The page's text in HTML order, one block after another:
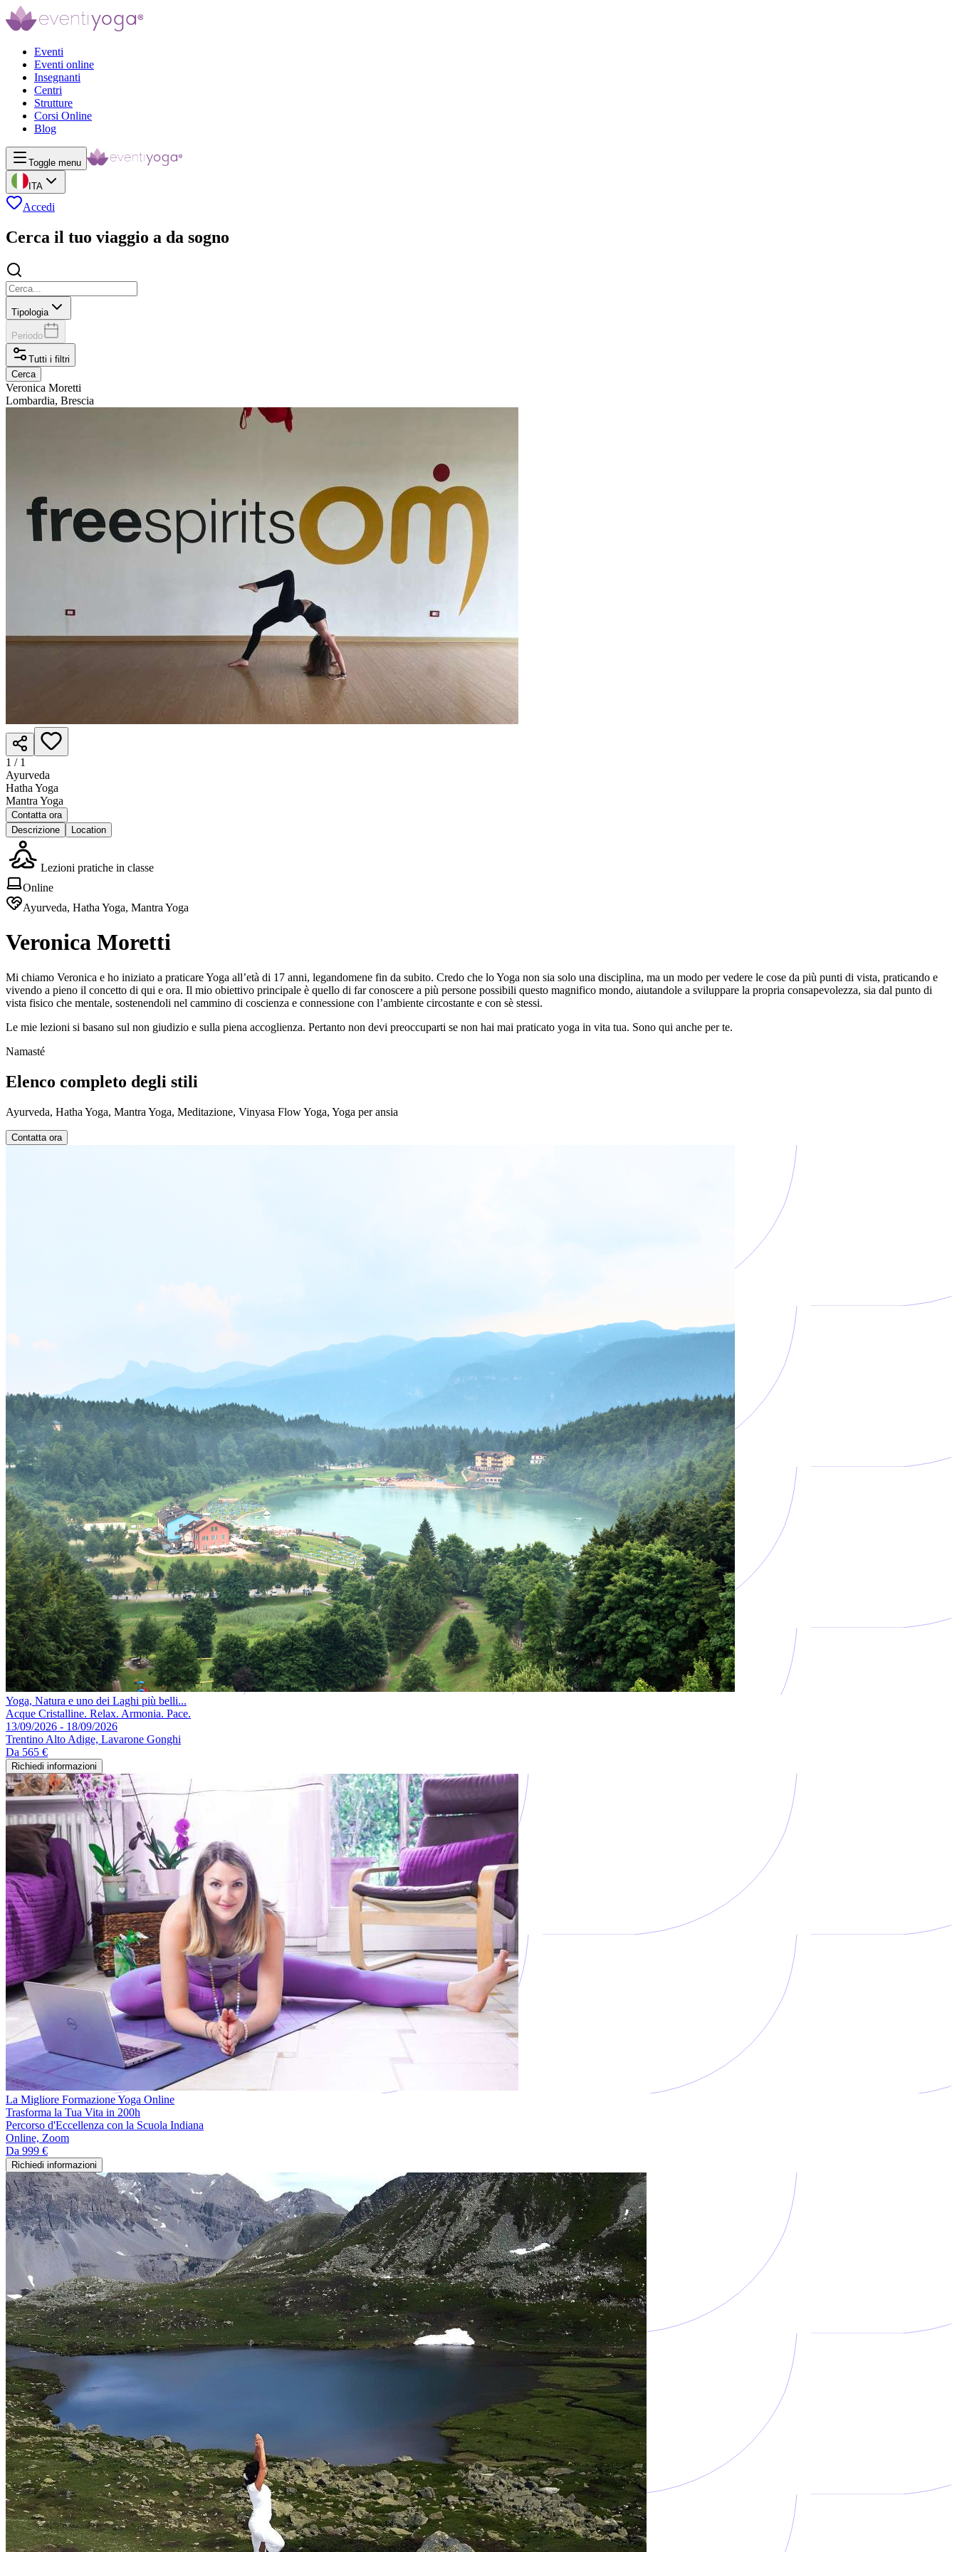
Eventi
Eventi online
Insegnanti
Centri
Strutture
Corsi Online
Blog
Toggle menu
ITA
Accedi
Cerca il tuo viaggio a da sogno
Tipologia
Periodo
Tutti i filtri
Cerca
Veronica Moretti
Lombardia, Brescia
1 / 1
Ayurveda
Hatha Yoga
Mantra Yoga
Contatta ora
Descrizione
Location
Lezioni pratiche in classe
Online
Ayurveda, Hatha Yoga, Mantra Yoga
Veronica Moretti
Mi chiamo Veronica e ho iniziato a praticare Yoga all’età di 17 anni, legandomene fin da subito. Credo che lo Yoga non sia solo una disciplina, ma un modo per vedere le cose da più punti di vista, praticando e
vivendo a pieno il concetto di qui e ora. Il mio obiettivo principale è quello di far conoscere a più persone possibili questo magnifico mondo, aiutandole a sviluppare la propria consapevolezza, sia dal punto di
vista fisico che mentale, sostenendoli nel cammino di coscienza e connessione con l’ambiente circostante e con sè stessi.
Le mie lezioni si basano sul non giudizio e sulla piena accoglienza. Pertanto non devi preoccuparti se non hai mai praticato yoga in vita tua. Sono qui anche per te.
Namasté
Elenco completo degli stili
Ayurveda, Hatha Yoga, Mantra Yoga, Meditazione, Vinyasa Flow Yoga, Yoga per ansia
Contatta ora
Yoga, Natura e uno dei Laghi più belli...
Acque Cristalline. Relax. Armonia. Pace.
13/09/2026 - 18/09/2026
Trentino Alto Adige, Lavarone Gonghi
Da 565 €
Richiedi informazioni
La Migliore Formazione Yoga Online
Trasforma la Tua Vita in 200h
Percorso d'Eccellenza con la Scuola Indiana
Online, Zoom
Da 999 €
Richiedi informazioni